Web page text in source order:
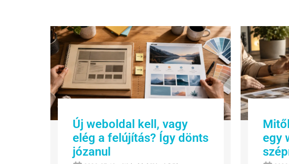
Új weboldal kell, vagy
elég a felújítás? Így dönts
józanul
egy